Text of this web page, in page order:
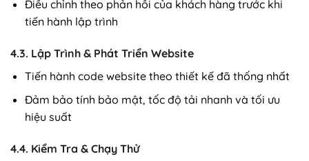
Điều chỉnh theo phản hồi của khách hàng trước khi
tiến hành lập trình
4.3. Lập Trình & Phát Triển Website
Tiến hành code website theo thiết kế đã thống nhất
Đảm bảo tính bảo mật, tốc độ tải nhanh và tối ưu
hiệu suất
4.4. Kiểm Tra & Chạy Thử